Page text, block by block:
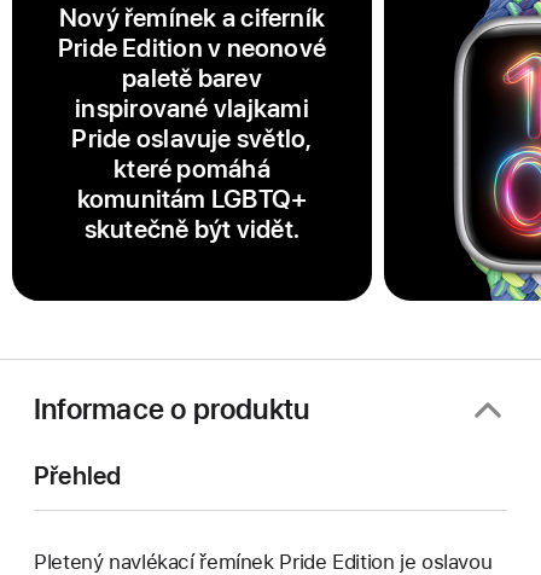
Nový řemínek a ciferník
Pride Edition v neonové
paletě barev
inspirované vlajkami
Pride oslavuje světlo,
které pomáhá
komunitám LGBTQ+
skutečně být vidět.
Informace o produktu
Přehled
Pletený navlékací řemínek Pride Edition je oslavou